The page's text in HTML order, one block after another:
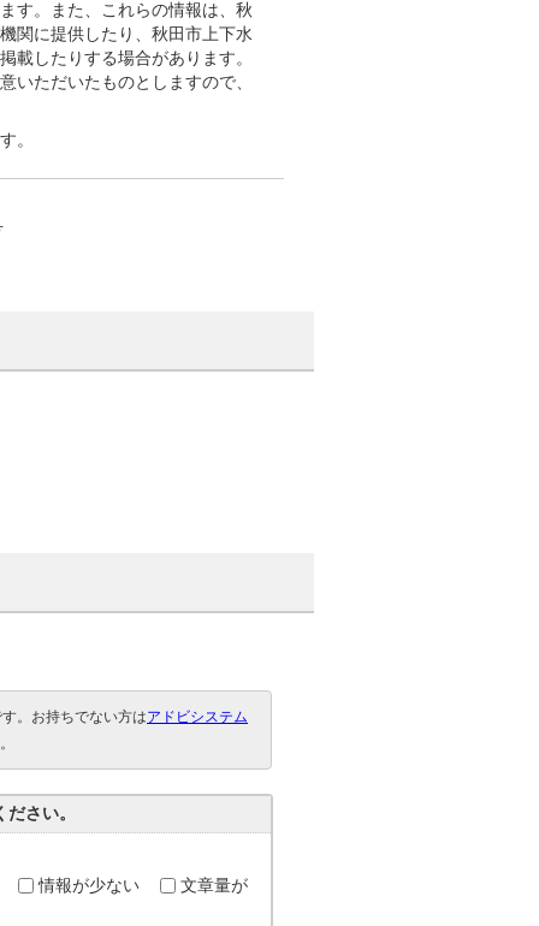
す。また、これらの情報は、秋
関に提供したり、秋田市上下水
載したりする場合があります。
いただいたものとしますので、
。
。お持ちでない方はアドビシステム
さい。
情報が少ない 文章量が